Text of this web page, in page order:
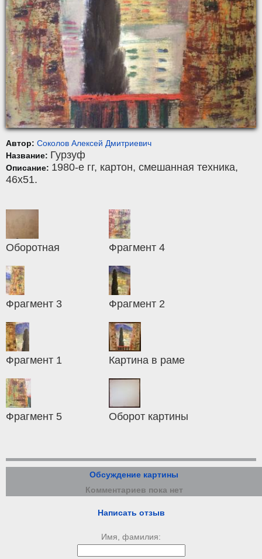
Автор: Соколов Алексей Дмитриевич
Название: Гурзуф
Описание: 1980-е гг, картон, смешанная техника,
46x51.
Оборотная Фрагмент 4
Фрагмент 3 Фрагмент 2
Фрагмент 1 Картина в раме
Фрагмент 5 Оборот картины
Обсуждение картины
Комментариев пока нет
Написать отзыв
Имя, фамилия: